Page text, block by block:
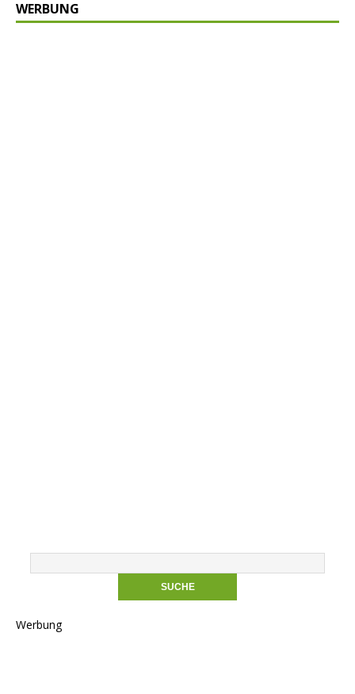
WERBUNG
Werbung